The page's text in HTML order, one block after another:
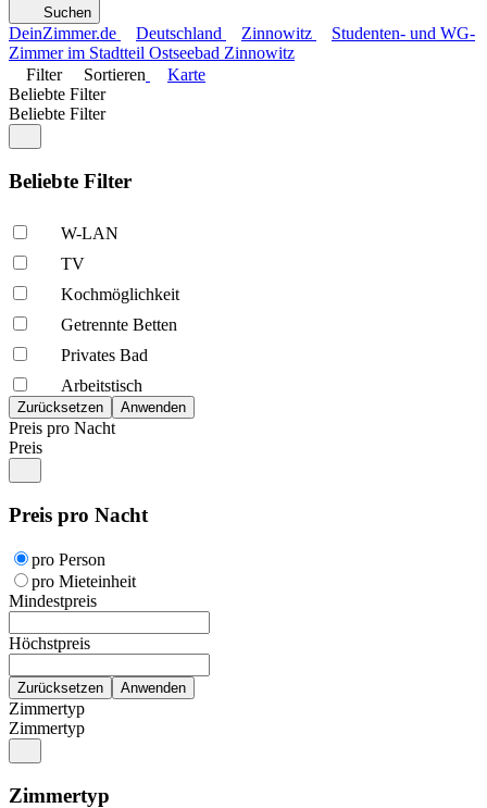
Suchen
DeinZimmer.de Deutschland Zinnowitz
Studenten- und WG-
Zimmer im Stadtteil Ostseebad Zinnowitz
Filter
Sortieren
Karte
Beliebte Filter
Beliebte Filter
Beliebte Filter
W-LAN
TV
Kochmöglich­keit
Getrennte Betten
Privates Bad
Arbeitstisch
Preis pro Nacht
Preis
Preis pro Nacht
pro Person
pro Mieteinheit
Mindestpreis
Höchstpreis
Zimmertyp
Zimmertyp
Zimmertyp